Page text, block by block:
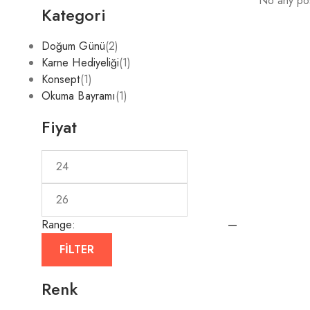
Kategori
Doğum Günü(2)
Karne Hediyeliği(1)
Konsept(1)
Okuma Bayramı(1)
Fiyat
Range:
—
FILTER
Renk